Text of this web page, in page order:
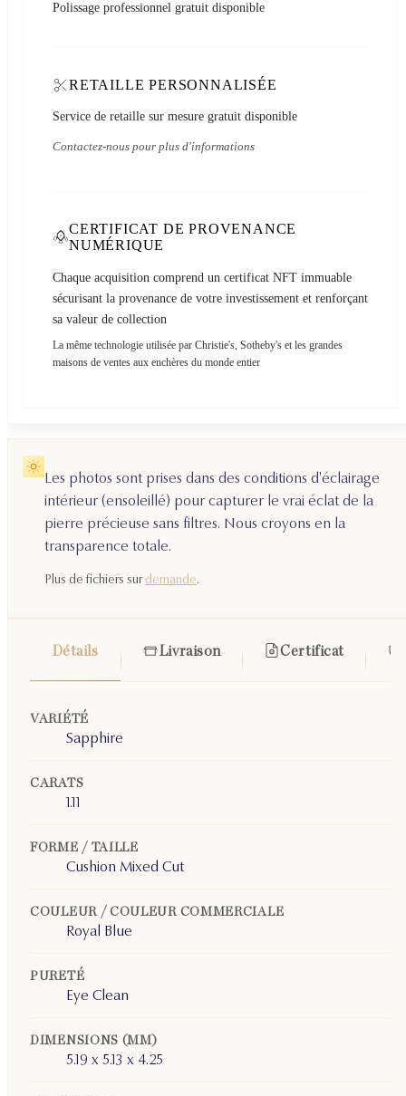
Polissage professionnel gratuit disponible
RETAILLE PERSONNALISÉE
Service de retaille sur mesure gratuit disponible
Contactez-nous pour plus d'informations
CERTIFICAT DE PROVENANCE
NUMÉRIQUE
Chaque acquisition comprend un certificat NFT immuable
sécurisant la provenance de votre investissement et renforçant
sa valeur de collection
La même technologie utilisée par Christie's, Sotheby's et les grandes
maisons de ventes aux enchères du monde entier
Les photos sont prises dans des conditions d'éclairage
intérieur (ensoleillé) pour capturer le vrai éclat de la
pierre précieuse sans filtres. Nous croyons en la
transparence totale.
Plus de fichiers sur demande.
Détails Livraison Certificat
VARIÉTÉ
Sapphire
CARATS
1.11
FORME / TAILLE
Cushion Mixed Cut
COULEUR / COULEUR COMMERCIALE
Royal Blue
PURETÉ
Eye Clean
DIMENSIONS (MM)
5.19 x 5.13 x 4.25